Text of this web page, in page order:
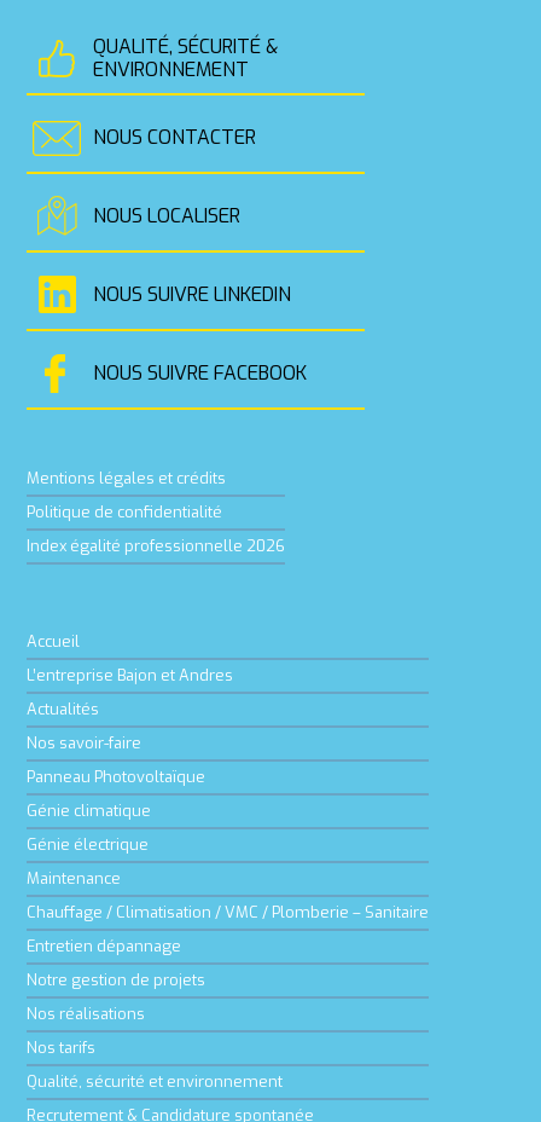
QUALITÉ, SÉCURITÉ &
ENVIRONNEMENT
NOUS CONTACTER
NOUS LOCALISER
NOUS SUIVRE LINKEDIN
NOUS SUIVRE FACEBOOK
Mentions légales et crédits
Politique de confidentialité
Index égalité professionnelle 2026
Accueil
L’entreprise Bajon et Andres
Actualités
Nos savoir-faire
Panneau Photovoltaïque
Génie climatique
Génie électrique
Maintenance
Chauffage / Climatisation / VMC / Plomberie – Sanitaire
Entretien dépannage
Notre gestion de projets
Nos réalisations
Nos tarifs
Qualité, sécurité et environnement
Recrutement & Candidature spontanée